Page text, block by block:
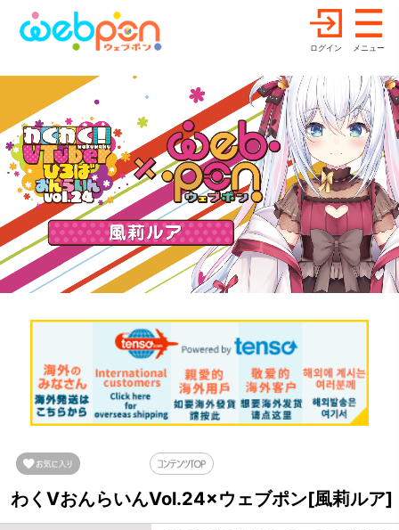
ログイン メニュー
わくVおんらいんVol.24×ウェブポン[風莉ルア]